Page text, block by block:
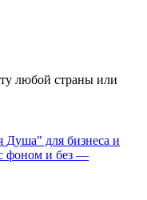
любой страны или